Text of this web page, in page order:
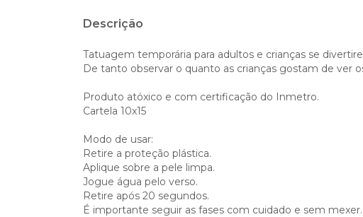
Descrição
Tatuagem temporária para adultos e crianças se
De tanto observar o quanto as crianças gostam de ver
Produto atóxico e com certificação do Inmetro.
Cartela 10x15
Modo de usar:
Retire a proteção plástica.
Aplique sobre a pele limpa.
Jogue água pelo verso.
Retire após 20 segundos.
É importante seguir as fases com cuidado e sem mexer.